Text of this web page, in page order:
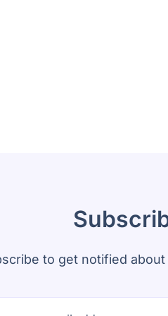
to get notified